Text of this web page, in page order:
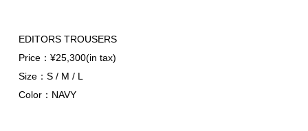
EDITORS TROUSERS
Price：¥25,300(in tax)
Size：S / M / L
Color：NAVY